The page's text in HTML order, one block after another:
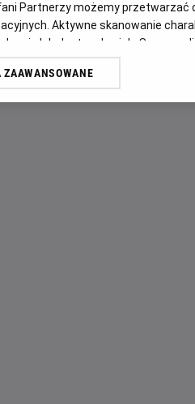
brutalne
walcząc o życie – i o
Partnerzy możemy przetwarzać
Aktywne skanowanie
lub dostęp do nich.
usług.